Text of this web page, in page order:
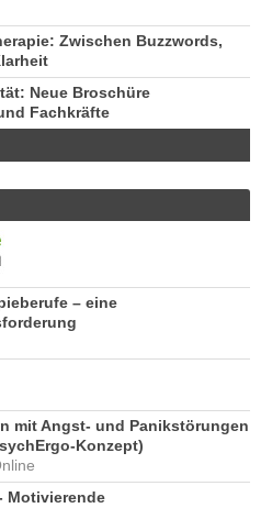
Zwischen Buzzwords,
Neue Broschüre
Fachkräfte
– eine
mit Angst- und Panikstörungen
Konzept)
Motivierende